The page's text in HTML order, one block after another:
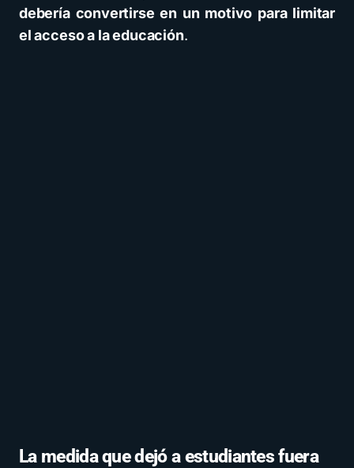
debería convertirse en un motivo para limitar
el acceso a la educación.
La medida que dejó a estudiantes fuera